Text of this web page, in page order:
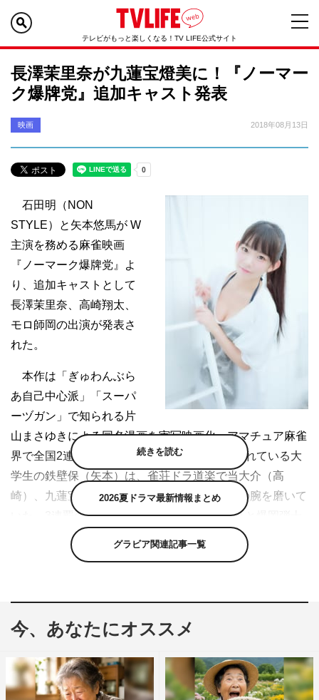
テレビがもっと楽しくなる！TV LIFE公式サイト
長澤茉里奈が九蓮宝燈美に！『ノーマー
ク爆牌党』追加キャスト発表
映画 2018年08月13日
石田明（NON
STYLE）と矢本悠馬が W
主演を務める麻雀映画
『ノーマーク爆牌党』よ
り、追加キャストとして
長澤茉里奈、高崎翔太、
モロ師岡の出演が発表さ
れた。
本作は「ぎゅわんぶら
あ自己中心派」「スーパ
ーヅガン」で知られる片
山まさゆきによる同名漫画を実写映画化。アマチュア麻雀
界で全国2連覇を成し遂げ、プロ入りが期待されている大
学生の鉄壁保（矢本）は、雀荘ドラ道楽で当大介（高
崎）、九蓮宝燈美（長澤）と共に、日々麻雀の腕を磨いて
いた。3連覇の掛かる大会前日、そこにふらりと爆岡弾十
郎と名乗る男（石田）が現れる。自らを天才と名乗り、傲
慢な態度で振る舞う爆岡に、大介と宝燈美は鉄壁との勝負
ドと人生を掛けぶつかり合う。
「麻雀最強戦」8代目アシスタントとして活躍する長澤
は、とにかく高い符を目指す「爆テンパネ」と自ら名づけ
続きを読む
2026夏ドラマ最新情報まとめ
グラビア関連記事一覧
今、あなたにオススメ